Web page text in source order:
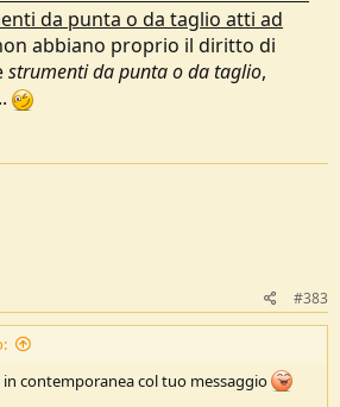
due parole anziché della partita di
Potrei sparare cazzate come piovesse.
da punta o da taglio atti ad
abbiano proprio il diritto di
strumenti da punta o da taglio,
#383
contemporanea col tuo messaggio